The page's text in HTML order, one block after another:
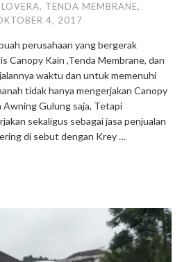
LOVERA, TENDA MEMBRANE,
4, 2017
perusahaan yang bergerak
Canopy Kain ,Tenda Membrane, dan
waktu dan untuk memenuhi
tidak hanya mengerjakan Canopy
Awning Gulung saja, Tetapi
sekaligus sebagai jasa penjualan
di sebut dengan Krey …